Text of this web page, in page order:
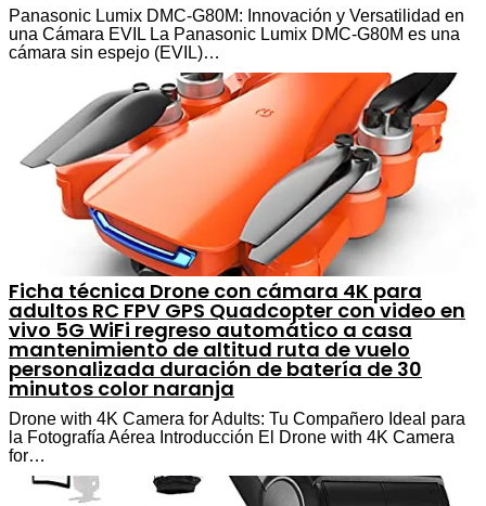
Panasonic Lumix DMC-G80M: Innovación y Versatilidad en
una Cámara EVIL La Panasonic Lumix DMC-G80M es una
cámara sin espejo (EVIL)…
Ficha técnica Drone con cámara 4K para
adultos RC FPV GPS Quadcopter con video en
vivo 5G WiFi regreso automático a casa
mantenimiento de altitud ruta de vuelo
personalizada duración de batería de 30
minutos color naranja
Drone with 4K Camera for Adults: Tu Compañero Ideal para
la Fotografía Aérea Introducción El Drone with 4K Camera
for…